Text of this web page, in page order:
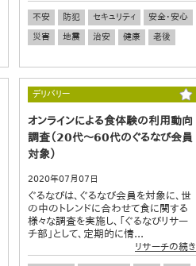
不安 防犯 セキュリティ
安全・安心
災害
地震 治安 健康 老後
デリバリー
オンラインによる食体験の利用動向
調査（20代～60代のぐるなび会員
対象）
2020年07月07日
ぐるなびは、ぐるなび会員を対象に、世
の中のトレンドに合わせて食に関する
様々な調査を実施し、「ぐるなびリサー
チ部」として、定期的に情...
リサーチの続き